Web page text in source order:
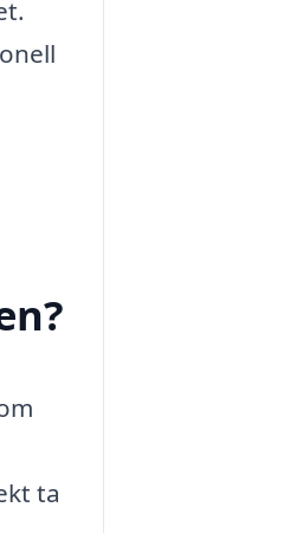
ta